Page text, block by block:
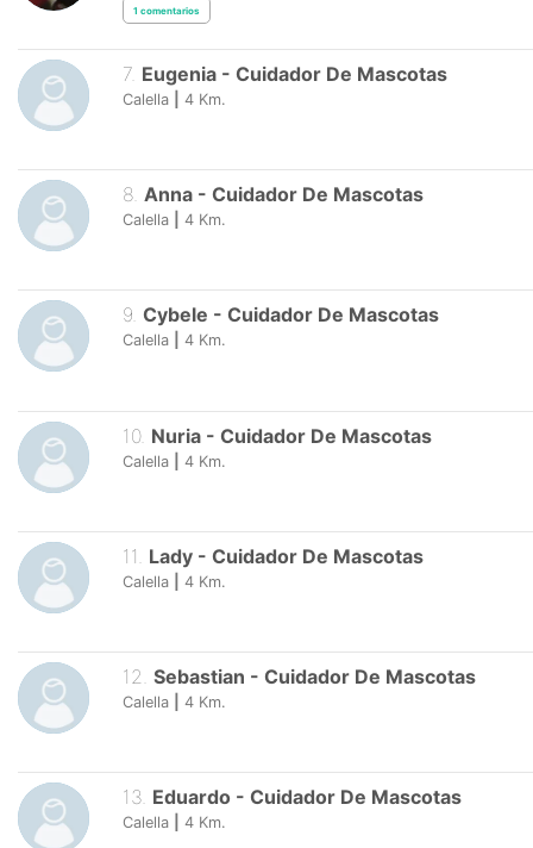
1 comentarios
7. Eugenia - Cuidador De Mascotas
Calella 4 Km.
8. Anna - Cuidador De Mascotas
Calella 4 Km.
9. Cybele - Cuidador De Mascotas
Calella 4 Km.
10. Nuria - Cuidador De Mascotas
Calella 4 Km.
11 Lady - Cuidador De Mascotas
Calella 4 Km.
12 Sebastian - Cuidador De Mascotas
Calella 4 Km.
13. Eduardo - Cuidador De Mascotas
Calella 4 Km.